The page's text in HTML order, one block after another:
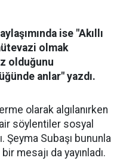
ise "Akıllı
olmak
olduğunu
anlar" yazdı.
olarak algılanırken
söylentiler sosyal
Şeyma Subaşı bununla
mesajı da yayınladı.